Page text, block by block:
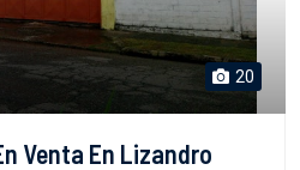
20
Venta En Lizandro